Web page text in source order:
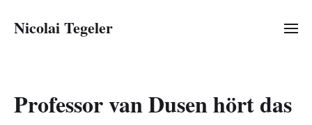
Nicolai Tegeler
Professor van Dusen hört das